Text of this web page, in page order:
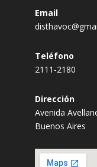
Email
Teléfono
2111-2180
Dirección
Avenida
Buenos Aires